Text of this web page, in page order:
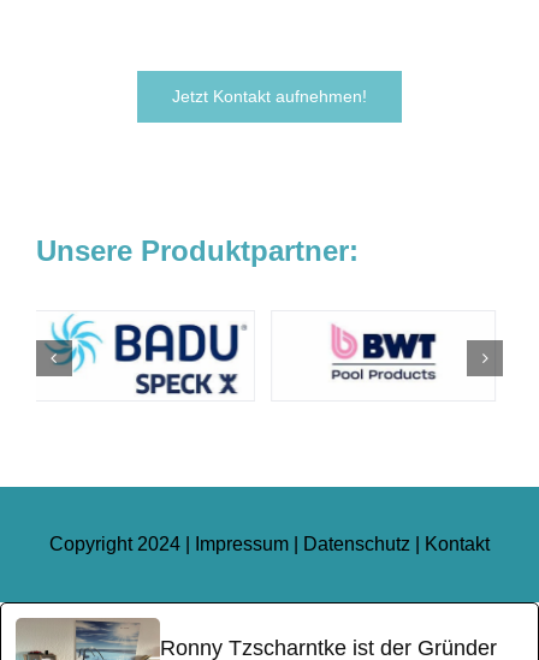
Jetzt Kontakt aufnehmen!
Unsere Produktpartner:
Copyright 2024 | Impressum Datenschutz Kontakt
Ronny Tzscharntke ist der Gründer